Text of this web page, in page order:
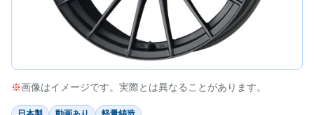
画像はイメージです。実際とは異なることがあります。